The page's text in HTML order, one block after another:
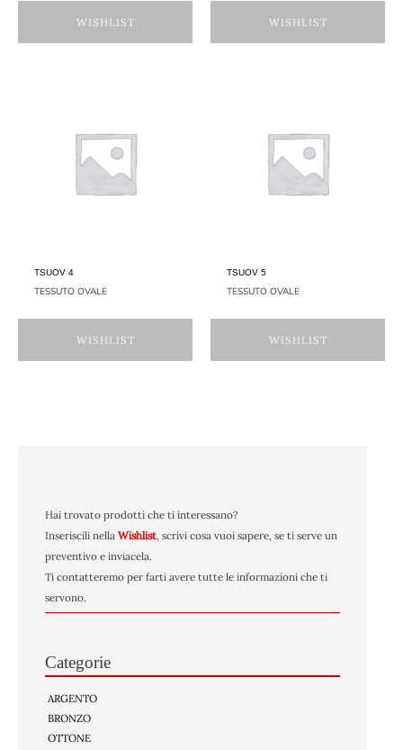
Hai trovato prodotti che ti interessano?
Inseriscili nella Wishlist, scrivi cosa vuoi sapere, se ti serve un
preventivo e inviacela.
Ti contatteremo per farti avere tutte le informazioni che ti
servono.
Categorie
ARGENTO
BRONZO
OTTONE
WISHLIST WISHLIST
TSUOV 4
TESSUTO OVALE
WISHLIST
TSUOV 5
TESSUTO OVALE
WISHLIST